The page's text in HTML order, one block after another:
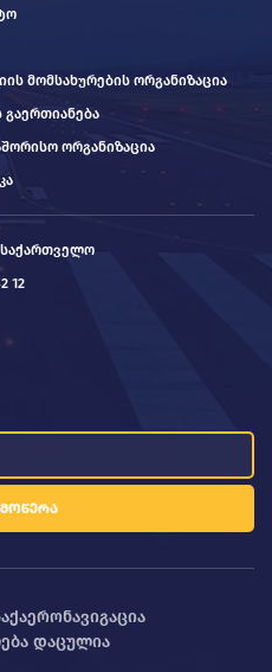
მომსახურების ორგანიზაცია
ორგანიზაცია
12
დაცულია